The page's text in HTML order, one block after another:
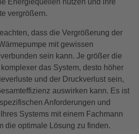
Energiequellen nutzen und ihre
vergrößern.
dass die Vergrößerung der
mit gewissen
sein kann. Je größer die
das System, desto höher
und der Druckverlust sein,
auswirken kann. Es ist
Anforderungen und
Systems mit einem Fachmann
die optimale Lösung zu finden.